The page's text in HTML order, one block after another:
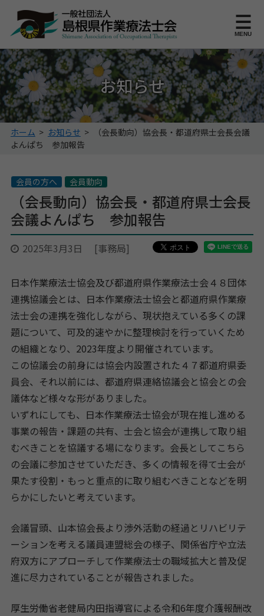
このページの本文へ
MENU
お知らせ
こ
の
ジ
置:
ホーム > お知らせ >
（会長動向）協会長・都道府県士会長会議
よんぱち 参加報告
会員の方へ 会員動向
（会長動向）協会長・都道府県士会長
会議よんぱち 参加報告
2025年3月3日 [事務局]
日本作業療法士協会及び都道府県作業療法士会４８団体
連携協議会とは、日本作業療法士協会と都道府県作業療
法士会の連携を強化しながら、現状抱えている多くの課
題について、可及的速やかに整理検討を行っていくため
の組織となり、2023年度より開催されています。
この協議会の前身には協会内設置された４７都道府県委
員会、それ以前には、都道府県連絡協議会と協会との会
議体など様々な形がありました。
いずれにしても、日本作業療法士協会が現在推し進める
事業の報告・課題の共有、士会と協会が連携して取り組
むべきことを協議する場になります。会長としてこちら
の会議に参加させていただき、多くの情報を得て士会が
果たす役割・もっと重点的に取り組むべきことなどを明
らかにしたいと考えています。
会議冒頭、山本協会長より渉外活動の経過とリハビリテ
ーションを考える議員連盟総会の様子、関係省庁や立法
府双方にアプローチして作業療法士の職域拡大と普及促
進に尽力されていることが報告されました。
厚生労働省老健局内田指導官による令和6年度介護報酬改